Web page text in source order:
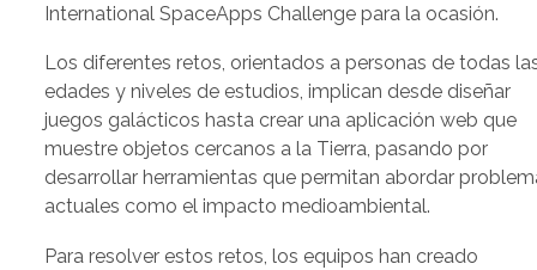
International SpaceApps Challenge para la ocasión.
Los diferentes retos, orientados a personas de todas
edades y niveles de estudios, implican desde diseñar
juegos galácticos hasta crear una aplicación web que
muestre objetos cercanos a la Tierra, pasando por
desarrollar herramientas que permitan abordar
actuales como el impacto medioambiental.
Para resolver estos retos, los equipos han creado